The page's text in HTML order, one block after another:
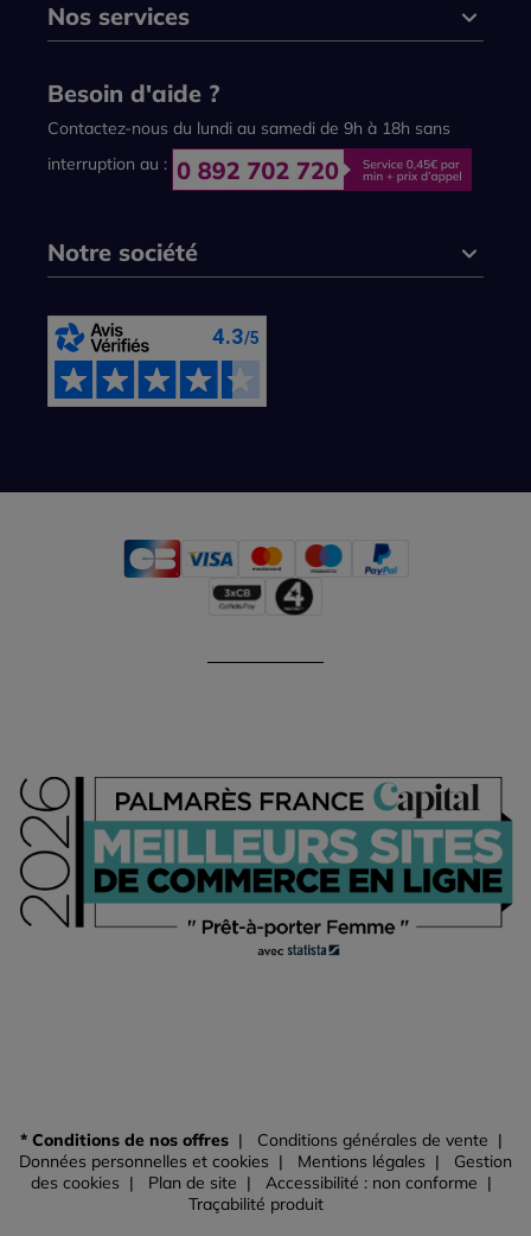
Nos services
Besoin d'aide ?
Contactez-nous du lundi au samedi de 9h à 18h sans
interruption au :
Notre société
* Conditions de nos offres
Conditions générales de vente
Données personnelles et cookies
Mentions légales
Gestion
des cookies
Plan de site
Accessibilité : non conforme
Traçabilité produit